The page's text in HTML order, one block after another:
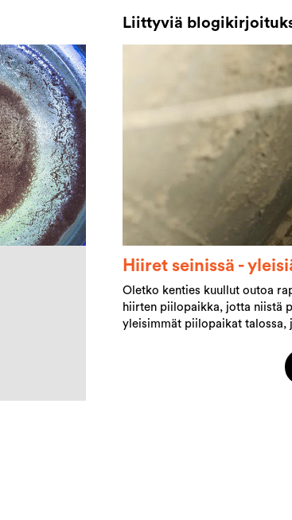
Liittyviä
Hiiret seinissä -
Oletko kenties kuullut outoa
hiirten piilopaikka, jotta niistä
yleisimmät piilopaikat talossa,